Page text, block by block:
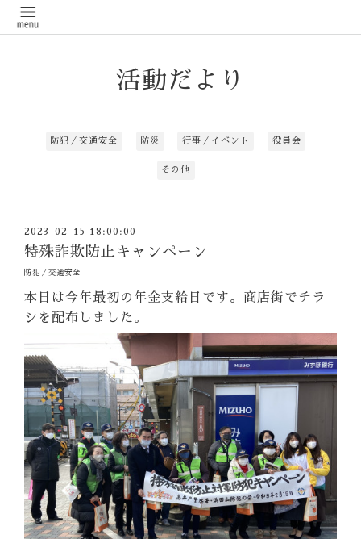
活動だより
防犯／交通安全 防災 行事／イベント 役員会
その他
2023-02-15 18:00:00
特殊詐欺防止キャンペーン
防犯／交通安全
本日は今年最初の年金支給日です。商店街でチラ
シを配布しました。